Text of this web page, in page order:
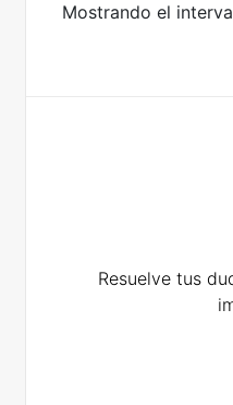
Mostrando el
Resuelve tus